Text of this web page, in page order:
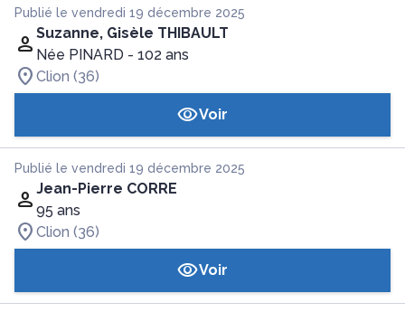
Publié le vendredi 19 décembre 2025
Suzanne, Gisèle THIBAULT
Née PINARD - 102 ans
Clion (36)
Voir
Publié le vendredi 19 décembre 2025
Jean-Pierre CORRE
95 ans
Clion (36)
Voir